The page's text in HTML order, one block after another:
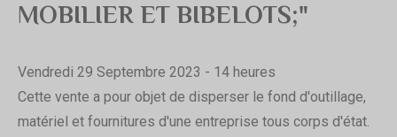
MOBILIER ET BIBELOTS;"
Vendredi 29 Septembre 2023 - 14 heures
Cette vente a pour objet de disperser le fond d'outillage,
matériel et fournitures d'une entreprise tous corps d'état.